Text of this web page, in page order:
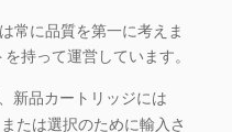
常に品質を第一に考えま
持って運営しています。
新品カートリッジには
たは選択のために輸入さ